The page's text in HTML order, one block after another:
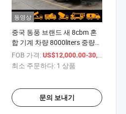
/ 상품
동영상
중국 동풍 브랜드 새 8cbm 혼
합 기계 차량 8000liters 중량급
콘크리트 믹서 트럭
FOB 가격: US$12,000.00-30,000.00
최소 주문하다: 1 상품
문의 보내기